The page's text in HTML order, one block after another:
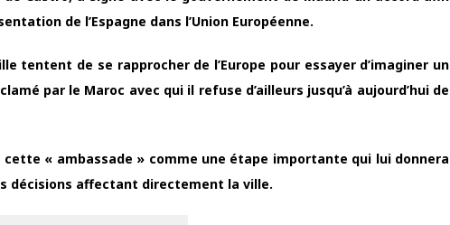
de l’Espagne dans l’Union Européenne.
tentent de se rapprocher de l’Europe pour essayer d’imaginer un
par le Maroc avec qui il refuse d’ailleurs jusqu’à aujourd’hui de
« ambassade » comme une étape importante qui lui donnera
décisions affectant directement la ville.